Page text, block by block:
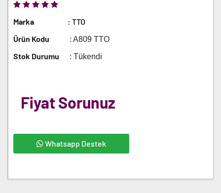
Marka
: TTO
Ürün Kodu
: A809 TTO
Stok Durumu : Tükendi
Fiyat Sorunuz
Whatsapp Destek